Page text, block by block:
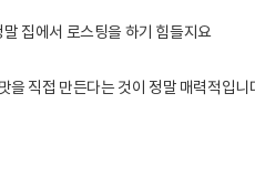
말 집에서 로스팅을 하기 힘들지요
을 직접 만든다는 것이 정말 매력적입니